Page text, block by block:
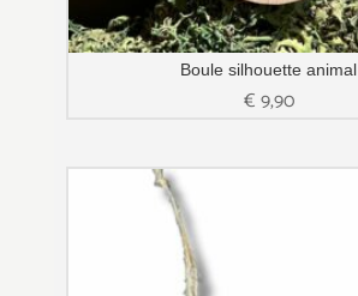
Boule silhouette animal
€9,90